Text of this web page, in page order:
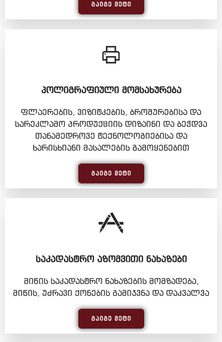
ᲒᲐᲘᲒᲔ ᲛᲔᲢᲘ
ᲞᲝᲚᲘᲒᲠᲐᲤᲘᲣᲚᲘ ᲛᲝᲛᲡᲐᲮᲣᲠᲔᲑᲐ
ფლაერების, ვიზიტკების, ბროშურებისა და
სარეკლამო პროდუქციის დიზაინი და ბეჭდვა
თანამედროვე ტექნოლოგიებისა და
ხარისხიანი მასალების გამოყენებით
ᲒᲐᲘᲒᲔ ᲛᲔᲢᲘ
ᲡᲐᲙᲐᲓᲐᲡᲢᲠᲝ ᲐᲖᲝᲛᲕᲘᲗᲘ ᲜᲐᲮᲐᲖᲔᲑᲘ
მიწის საკადასტრო ნახაზების მომზადება,
მიწის, უძრავი ქონების გამიჯვნა და დაკვალვა
ᲒᲐᲘᲒᲔ ᲛᲔᲢᲘ